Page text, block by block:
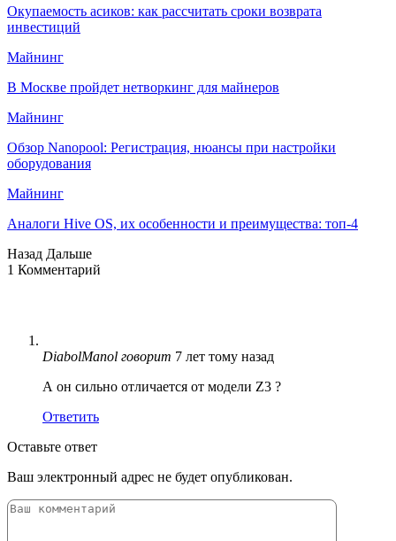
Окупаемость асиков: как рассчитать сроки возврата
инвестиций
Майнинг
В Москве пройдет нетворкинг для майнеров
Майнинг
Обзор Nanopool: Регистрация, нюансы при настройки
оборудования
Майнинг
Аналоги Hive OS, их особенности и преимущества: топ-4
Назад Дальше
1 Комментарий
DiabolManol говорит 7 лет тому назад
А он сильно отличается от модели Z3 ?
Ответить
Оставьте ответ
Ваш электронный адрес не будет опубликован.